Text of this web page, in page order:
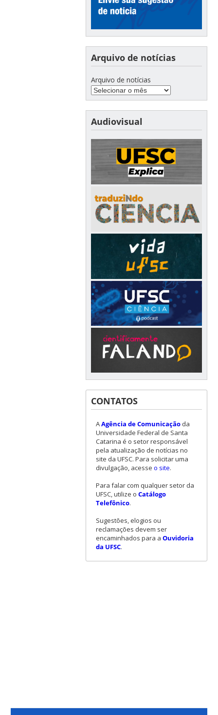
Arquivo de notícias
Arquivo de notícias
Audiovisual
CONTATOS
AAgência de Comunicaçãoda
Universidade Federal de Santa
Catarina é o setor responsável
pela atualização de notícias no
site da UFSC. Para solicitar uma
divulgação, acesse o site.
Para falar com qualquer setor da
UFSC, utilize o Catálogo
Telefônico.
Sugestões, elogios ou
reclamações devem ser
encaminhados para a Ouvidoria
da UFSC.